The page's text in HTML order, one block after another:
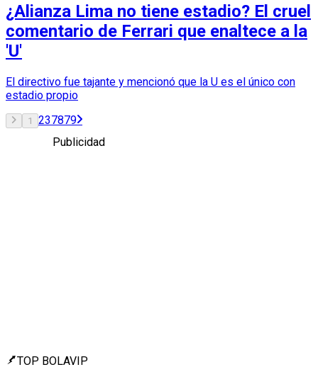
¿Alianza Lima no tiene estadio? El cruel
comentario de Ferrari que enaltece a la
'U'
El directivo fue tajante y mencionó que la U es el único con
estadio propio
1 237879
Publicidad
TOP BOLAVIP